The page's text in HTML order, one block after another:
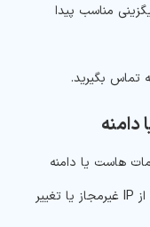
مناسب پیدا
تماس بگیرید.
تنظیمات هاست یا دامنه
است. این مشکل می‌تواند به دلیل استفاده از IP غیرمجاز یا تغییر